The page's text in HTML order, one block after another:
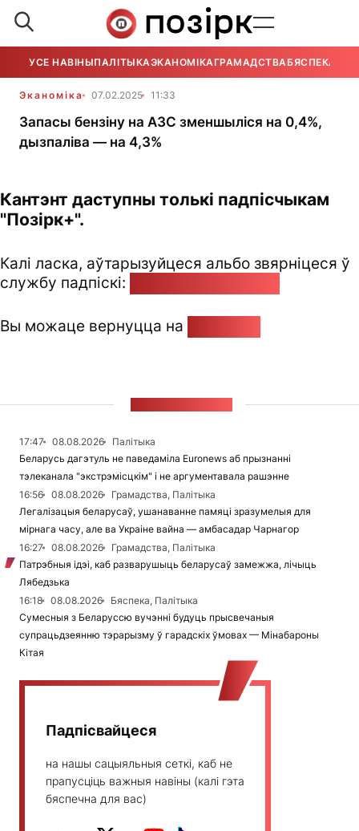
УСЕ НАВІНЫПАЛІТЫКАЭКАНОМІКАГРАМАДСТВАБЯСПЕКА
Эканоміка 07.02.2025 11:33
Запасы бензіну на АЗС зменшыліся на 0,4%,
дызпаліва — на 4,3%
Кантэнт даступны толькі падпісчыкам
"Позірк+".
Калі ласка, аўтарызуйцеся альбо звярніцеся ў
службу падпіскі:
Вы можаце вернуцца на
17:47 08.08.2026
Палітыка
Беларусь дагэтуль не паведаміла Euronews аб прызнанні
тэлеканала "экстрэмісцкім" і не аргументавала рашэнне
16:56
08.08.2026
Грамадства, Палітыка
Легалізацыя беларусаў, ушанаванне памяці зразумелыя для
мірнага часу, але ва Украіне вайна — амбасадар Чарнагор
16:27
08.08.2026
Грамадства, Палітыка
Патрэбныя ідэі, каб разварушыць беларусаў замежжа, лічыць
Лябедзька
16:18
08.08.2026
Бяспека, Палітыка
Сумесныя з Беларуссю вучэнні будуць прысвечаныя
супрацьдзеянню тэрарызму ў гарадскіх ўмовах — Мінабароны
Кітая
Падпісвайцеся
на нашы сацыяльныя сеткі, каб не
прапусціць важныя навіны (калі гэта
бяспечна для вас)